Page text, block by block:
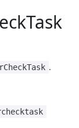
.